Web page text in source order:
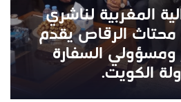
المغربية لناشري
الرقاص يقدم
ومسؤولي السفارة
الكويت.